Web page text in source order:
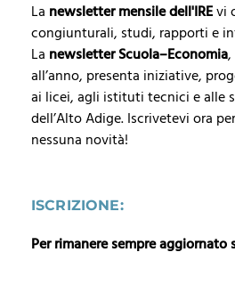
La newsletter mensile dell'IREvi
congiunturali, studi, rapporti e
La newsletter Scuola–Economia
all’anno, presenta iniziative,
ai licei, agli istituti tecnici e alle
dell’Alto Adige. Iscrivetevi ora
nessuna novità!
ISCRIZIONE:
Per rimanere sempre